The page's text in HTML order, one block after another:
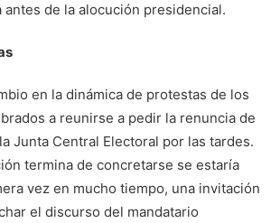
antes de la alocución presidencial.
en la dinámica de protestas de los
a reunirse a pedir la renuncia de
Junta Central Electoral por las tardes.
termina de concretarse se estaría
vez en mucho tiempo, una invitación
el discurso del mandatario